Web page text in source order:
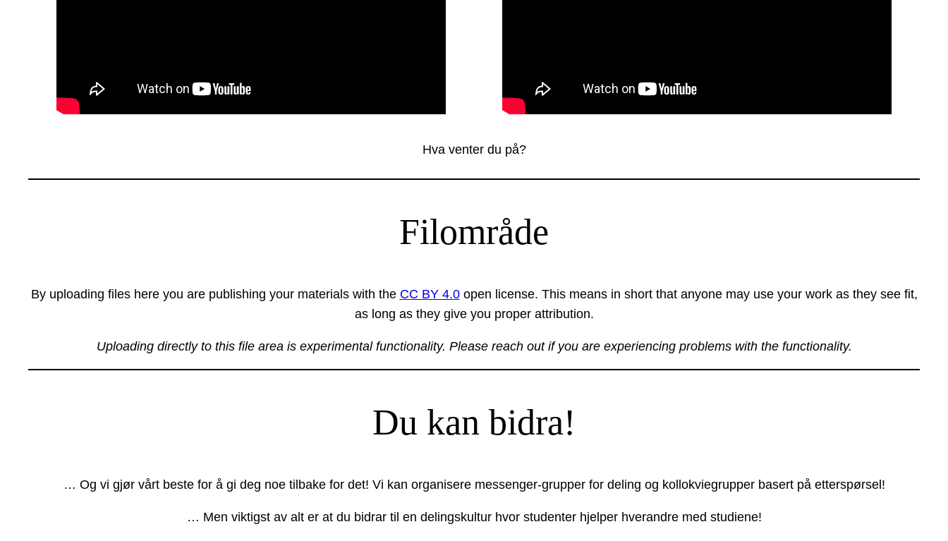
Hva venter du på?
Filområde
By uploading files here you are publishing your materials with the CC BY 4.0open license. This means in short that anyone may use your work as they see fit,
as long as they give you proper attribution.
Uploading directly to this file area is experimental functionality. Please reach out if you are experiencing problems with the functionality.
Du kan bidra!
… Og vi gjør vårt beste for å gi deg noe tilbake for det! Vi kan organisere messenger-grupper for deling og kollokviegrupper basert på etterspørsel!
… Men viktigst av alt er at du bidrar til en delingskultur hvor studenter hjelper hverandre med studiene!